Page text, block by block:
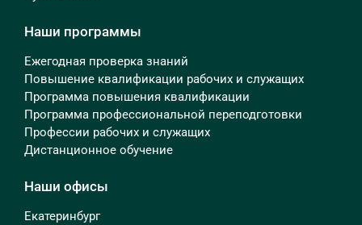
Наши программы
Ежегодная проверка знаний
Повышение квалификации рабочих и служащих
Программа повышения квалификации
Программа профессиональной переподготовки
Профессии рабочих и служащих
Дистанционное обучение
Наши офисы
Екатеринбург